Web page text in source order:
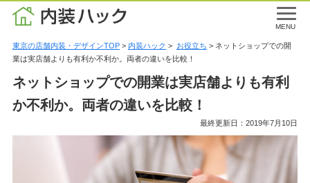
MENU
東京の店舗内装・デザインTOP> 内装ハック > お役立ち > ネットショップでの開
業は実店舗よりも有利か不利か。両者の違いを比較！
ネットショップでの開業は実店舗よりも有利
か不利か。両者の違いを比較！
最終更新日：2019年7月10日